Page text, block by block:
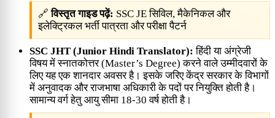
🔗विस्तृत गाइड पढ़ें: SSC JE सिविल, मैकेनिकल और
इलेक्ट्रिकल भर्ती पात्रता और परीक्षा पैटर्न
SSC JHT (Junior Hindi Translator): हिंदी या अंग्रेजी
विषय में स्नातकोत्तर (Master’s Degree) करने वाले उम्मीदवारों के
लिए यह एक शानदार अवसर है। इसके जरिए केंद्र सरकार के विभागों
में अनुवादक और राजभाषा अधिकारी के पदों पर नियुक्ति होती है।
सामान्य वर्ग हेतु आयु सीमा 18-30 वर्ष होती है।